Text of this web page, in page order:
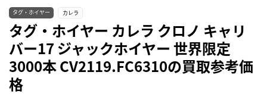
タグ・ホイヤー カレラ
タグ・ホイヤー カレラ クロノ キャリ
バー17 ジャックホイヤー 世界限定
3000本 CV2119.FC6310の買取参考価
格